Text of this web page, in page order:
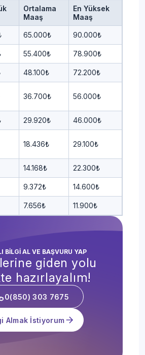
Ortalama
Maaş
En Yüksek
Maaş
65.000₺ 90.000₺
55.400₺ 78.900₺
48.100₺ 72.200₺
36.700₺ 56.000₺
29.920₺ 46.000₺
18.436₺ 29.100₺
14.168₺ 22.300₺
9.372₺ 14.600₺
7.656₺ 11.900₺
BİLGİ AL VE BAŞVURU YAP
giden yolu
hazırlayalım!
0(850) 303 7675
Almak İstiyorum